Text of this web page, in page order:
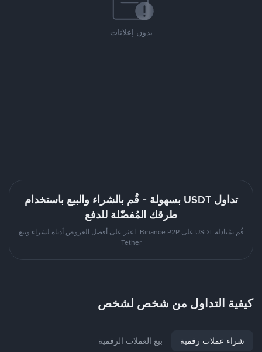
بدون إعلانات
تداول USDT بسهولة - قُم بالشراء والبيع باستخدام
طرقك المُفضّلة للدفع
قُم بمُبادلة USDT على Binance P2P. اعثر على أفضل العروض أدناه لشراء وبيع
Tether
كيفية التداول من شخص لشخص
شراء عملات رقمية بيع العملات الرقمية